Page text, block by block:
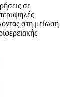
σε
στη μείωση